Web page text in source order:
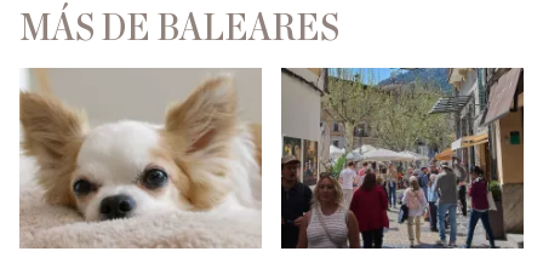
MÁS DE BALEARES